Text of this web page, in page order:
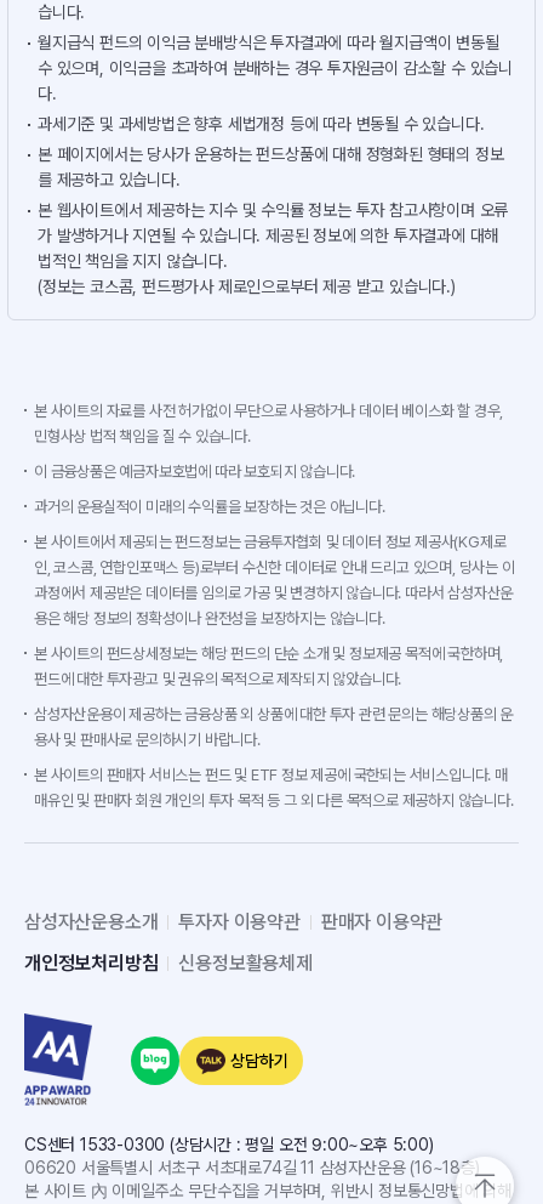
습니다.
월지급식 펀드의 이익금 분배방식은 투자결과에 따라 월지급액이 변동될
수 있으며, 이익금을 초과하여 분배하는 경우 투자원금이 감소할 수 있습니
다.
과세기준 및 과세방법은 향후 세법개정 등에 따라 변동될 수 있습니다.
본 페이지에서는 당사가 운용하는 펀드상품에 대해 정형화된 형태의 정보
를 제공하고 있습니다.
본 웹사이트에서 제공하는 지수 및 수익률 정보는 투자 참고사항이며 오류
가 발생하거나 지연될 수 있습니다. 제공된 정보에 의한 투자결과에 대해
법적인 책임을 지지 않습니다.
(정보는 코스콤, 펀드평가사 제로인으로부터 제공 받고 있습니다.)
본 사이트의 자료를 사전 허가없이 무단으로 사용하거나 데이터 베이스화 할 경우,
민형사상 법적 책임을 질 수 있습니다.
이 금융상품은 예금자보호법에 따라 보호되지 않습니다.
과거의 운용실적이 미래의 수익률을 보장하는 것은 아닙니다.
본 사이트에서 제공되는 펀드정보는 금융투자협회 및 데이터 정보 제공사(KG제로
인, 코스콤, 연합인포맥스 등)로부터 수신한 데이터로 안내 드리고 있으며, 당사는 이
과정에서 제공받은 데이터를 임의로 가공 및 변경하지 않습니다. 따라서 삼성자산운
용은 해당 정보의 정확성이나 완전성을 보장하지는 않습니다.
본 사이트의 펀드상세정보는 해당 펀드의 단순 소개 및 정보제공 목적에 국한하며,
펀드에 대한 투자광고 및 권유의 목적으로 제작되지 않았습니다.
삼성자산운용이 제공하는 금융상품 외 상품에 대한 투자 관련 문의는 해당상품의 운
용사 및 판매사로 문의하시기 바랍니다.
본 사이트의 판매자 서비스는 펀드 및 ETF 정보 제공에 국한되는 서비스입니다. 매
매유인 및 판매자 회원 개인의 투자 목적 등 그 외 다른 목적으로 제공하지 않습니다.
삼성자산운용소개 투자자 이용약관
판매자 이용약관
개인정보처리방침
신용정보활용체제
상담하기
CS센터 1533-0300 (상담시간 : 평일 오전 9:00~오후 5:00)
06620 서울특별시 서초구 서초대로74길 11 삼성자산운용 (16~18층)
본 사이트 內 이메일주소 무단수집을 거부하며, 위반시 정보통신망법에 의해